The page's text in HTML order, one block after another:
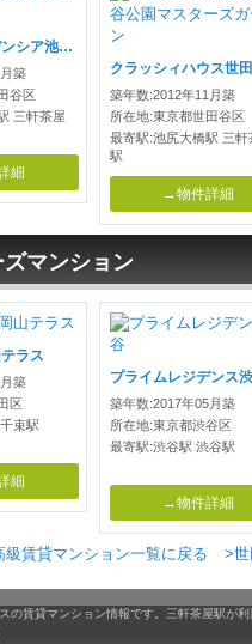
オープンレジデンシア池尻大橋
築
谷区
三軒茶屋
細
築年数:2012年11月築
所在地:東京都世田谷区
最寄駅:池尻大橋駅 三軒
駅
→物件詳細
マンション
ラス
築
区
束駅
細
プライムレジデンス
築年数:2017年05月築
所在地:東京都渋谷区
最寄駅:渋谷駅 渋谷駅
→物件詳細
賃貸マンション一覧に戻る >
の賃貸マンション情報です。三軒茶屋駅が